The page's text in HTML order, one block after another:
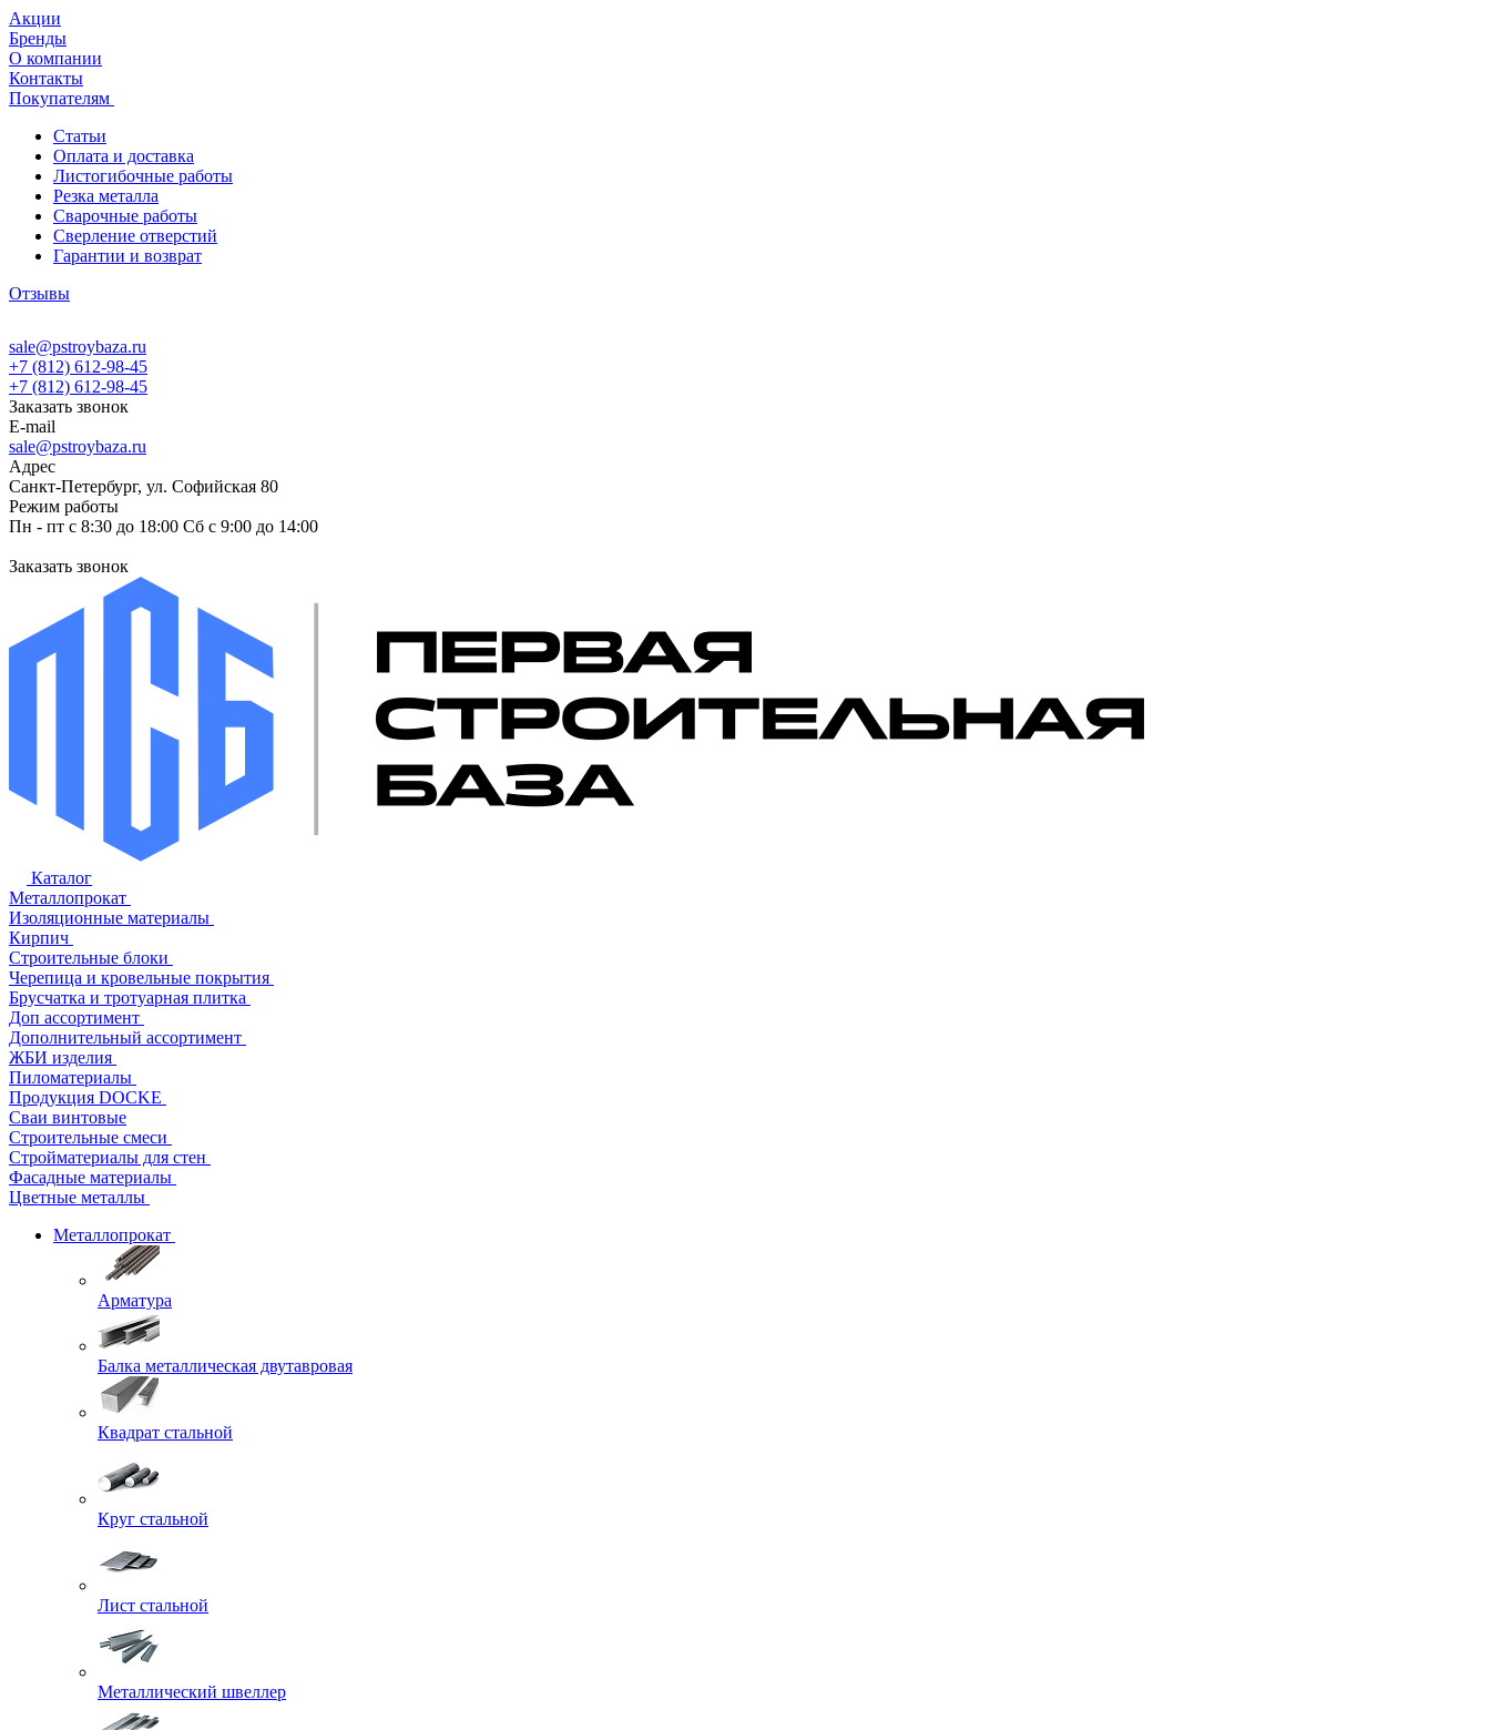
Акции
Бренды
О компании
Контакты
Покупателям
Статьи
Оплата и доставка
Листогибочные работы
Резка металла
Сварочные работы
Сверление отверстий
Гарантии и возврат
Отзывы
sale@pstroybaza.ru
+7 (812) 612-98-45
+7 (812) 612-98-45
Заказать звонок
E-mail
sale@pstroybaza.ru
Адрес
Санкт-Петербург, ул. Софийская 80
Режим работы
Пн - пт с 8:30 до 18:00 Сб с 9:00 до 14:00
Заказать звонок
Каталог
Металлопрокат
Изоляционные материалы
Кирпич
Строительные блоки
Черепица и кровельные покрытия
Брусчатка и тротуарная плитка
Доп ассортимент
Дополнительный ассортимент
ЖБИ изделия
Пиломатериалы
Продукция DOCKE
Сваи винтовые
Строительные смеси
Стройматериалы для стен
Фасадные материалы
Цветные металлы
Металлопрокат
Арматура
Балка металлическая двутавровая
Квадрат стальной
Круг стальной
Лист стальной
Металлический швеллер